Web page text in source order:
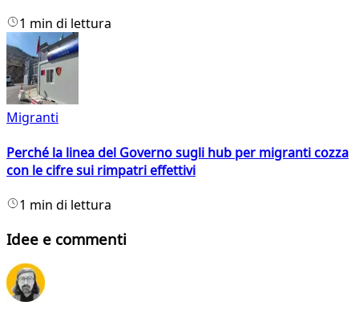
1 min di lettura
Migranti
Perché la linea del Governo sugli hub per migranti cozza
con le cifre sui rimpatri effettivi
1 min di lettura
Idee e commenti